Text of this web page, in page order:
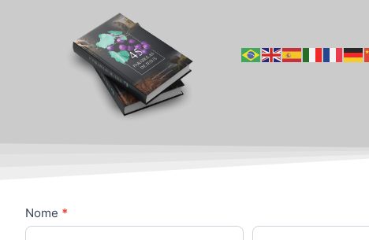
Contato
Nome *
Nome Sobrenome